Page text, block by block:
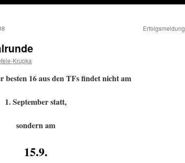
Erfolgsmeldung
Krupka
besten 16 aus den TFs findet nicht am
1. September statt,
sondern am
15.9.